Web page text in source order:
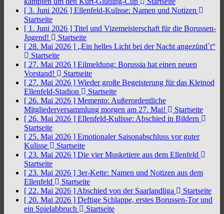
[ 3. Juni 2026 ] Ellenfeld-Kulisse: Namen und Notizen
Startseite
[ 1. Juni 2026 ] Titel und Vizemeisterschaft für die Borussen-
Jugend!
Startseite
[ 28. Mai 2026 ] „Ein helles Licht bei der Nacht angezünd´t“
Startseite
[ 27. Mai 2026 ] Eilmeldung: Borussia hat einen neuen
Vorstand!
Startseite
[ 27. Mai 2026 ] Wieder große Begeisterung für das Kleinod
Ellenfeld-Stadion
Startseite
[ 26. Mai 2026 ] Memento: Außerordentliche
Mitgliederversammlung morgen am 27. Mai!
Startseite
[ 26. Mai 2026 ] Ellenfeld-Kulisse: Abschied in Bildern
Startseite
[ 25. Mai 2026 ] Emotionaler Saisonabschluss vor guter
Kulisse
Startseite
[ 23. Mai 2026 ] Die vier Musketiere aus dem Ellenfeld
Startseite
[ 23. Mai 2026 ] 3er-Kette: Namen und Notizen aus dem
Ellenfeld
Startseite
[ 22. Mai 2026 ] Abschied von der Saarlandliga
Startseite
[ 20. Mai 2026 ] Deftige Schlappe, erstes Borussen-Tor und
ein Spielabbruch
Startseite